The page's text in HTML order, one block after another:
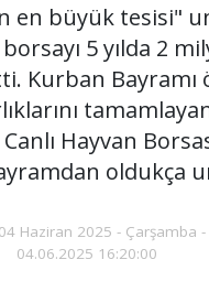
en büyük tesisi"
5 yılda 2
Kurban Bayramı
Hayvan
oldukça
04 Haziran 2025 - Çarşamba
04.06.2025 16:20:00